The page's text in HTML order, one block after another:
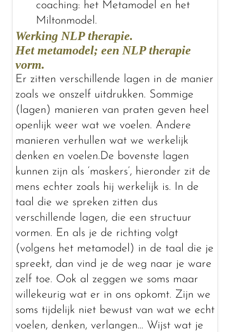
coaching: het Metamodel en het
Miltonmodel.
Werking NLP therapie.
Het metamodel; een NLP therapie
vorm.
Er zitten verschillende lagen in de manier
zoals we onszelf uitdrukken. Sommige
(lagen) manieren van praten geven heel
openlijk weer wat we voelen. Andere
manieren verhullen wat we werkelijk
denken en voelen.De bovenste lagen
kunnen zijn als ‘maskers’, hieronder zit de
mens echter zoals hij werkelijk is. In de
taal die we spreken zitten dus
verschillende lagen, die een structuur
vormen. En als je de richting volgt
(volgens het metamodel) in de taal die je
spreekt, dan vind je de weg naar je ware
zelf toe. Ook al zeggen we soms maar
willekeurig wat er in ons opkomt. Zijn we
soms tijdelijk niet bewust van wat we echt
voelen, denken, verlangen… Wijst wat je